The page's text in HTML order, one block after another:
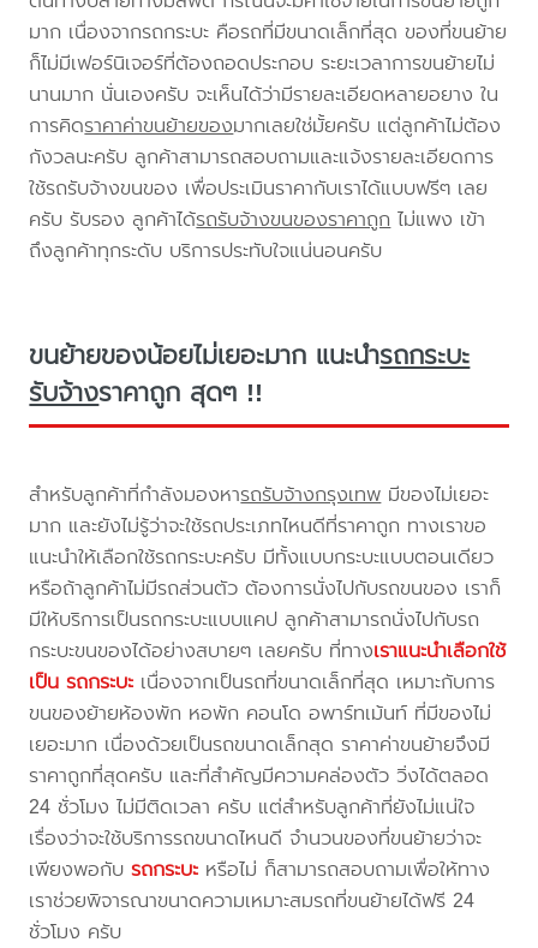
มาก เนื่องจากรถกระบะ คือรถที่มีขนาดเล็กที่สุด ของที่ขนย้าย
ก็ไม่มีเฟอร์นิเจอร์ที่ต้องถอดประกอบ ระยะเวลาการขนย้ายไม่
นานมาก นั่นเองครับ จะเห็นได้ว่ามีรายละเอียดหลายอยาง ใน
การคิดราคาค่าขนย้ายของมากเลยใช่มั้ยครับ แต่ลูกค้าไม่ต้อง
กังวลนะครับ ลูกค้าสามารถสอบถามและแจ้งรายละเอียดการ
ใช้รถรับจ้างขนของ เพื่อประเมินราคากับเราได้แบบฟรีๆ เลย
ครับ รับรอง ลูกค้าได้รถรับจ้างขนของราคาถูกไม่แพง เข้า
ถึงลูกค้าทุกระดับ บริการประทับใจแน่นอนครับ
ขนย้ายของน้อยไม่เยอะมาก แนะนำรถกระบะ
รับจ้างราคาถูก สุดๆ !!
สำหรับลูกค้าที่กำลังมองหารถรับจ้างกรุงเทพ มีของไม่เยอะ
มาก และยังไม่รู้ว่าจะใช้รถประเภทไหนดีที่ราคาถูก ทางเราขอ
แนะนำให้เลือกใช้รถกระบะครับ มีทั้งแบบกระบะแบบตอนเดียว
หรือถ้าลูกค้าไม่มีรถส่วนตัว ต้องการนั่งไปกับรถขนของ เราก็
มีให้บริการเป็นรถกระบะแบบแคป ลูกค้าสามารถนั่งไปกับรถ
กระบะขนของได้อย่างสบายๆ เลยครับ ที่ทางเราแนะนำเลือกใช้
เป็น รถกระบะ เนื่องจากเป็นรถที่ขนาดเล็กที่สุด เหมาะกับการ
ขนของย้ายห้องพัก หอพัก คอนโด อพาร์ทเม้นท์ ที่มีของไม่
เยอะมาก เนื่องด้วยเป็นรถขนาดเล็กสุด ราคาค่าขนย้ายจึงมี
ราคาถูกที่สุดครับ และที่สำคัญมีความคล่องตัว วิ่งได้ตลอด
24 ชั่วโมง ไม่มีติดเวลา ครับ แต่สำหรับลูกค้าที่ยังไม่แน่ใจ
เรื่องว่าจะใช้บริการรถขนาดไหนดี จำนวนของที่ขนย้ายว่าจะ
เพียงพอกับรถกระบะ หรือไม่ ก็สามารถสอบถามเพื่อให้ทาง
เราช่วยพิจารณาขนาดความเหมาะสมรถที่ขนย้ายได้ฟรี 24
ชั่วโมง ครับ